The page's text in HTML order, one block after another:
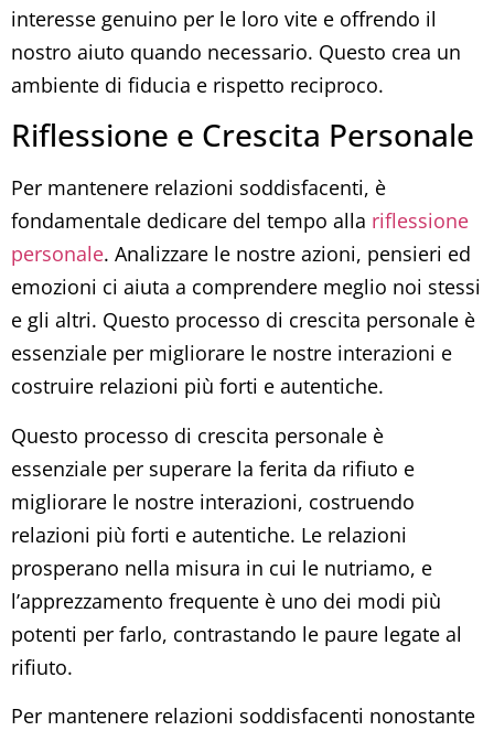
interesse genuino per le loro vite e offrendo il
nostro aiuto quando necessario. Questo crea un
ambiente di fiducia e rispetto reciproco.
Riflessione e Crescita Personale
Per mantenere relazioni soddisfacenti, è
fondamentale dedicare del tempo alla riflessione
personale. Analizzare le nostre azioni, pensieri ed
emozioni ci aiuta a comprendere meglio noi stessi
e gli altri. Questo processo di crescita personale è
essenziale per migliorare le nostre interazioni e
costruire relazioni più forti e autentiche.
Questo processo di crescita personale è
essenziale per superare la ferita da rifiuto e
migliorare le nostre interazioni, costruendo
relazioni più forti e autentiche. Le relazioni
prosperano nella misura in cui le nutriamo, e
l’apprezzamento frequente è uno dei modi più
potenti per farlo, contrastando le paure legate al
rifiuto.
Per mantenere relazioni soddisfacenti nonostante